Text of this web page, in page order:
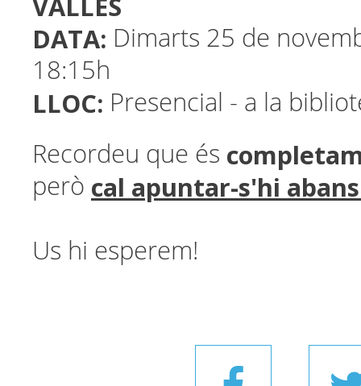
DATA: Dimarts 25 de
18:15h
LLOC: Presencial - a la
Recordeu que és
però cal apuntar-s'hi
Us hi esperem!